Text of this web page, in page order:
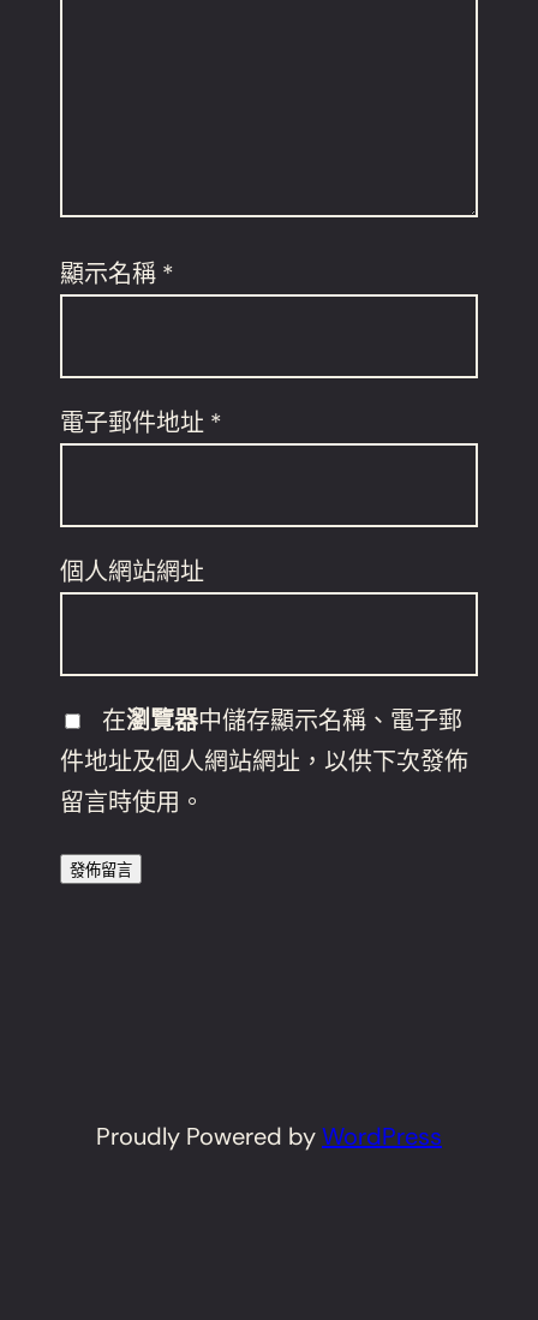
顯示名稱 *
電子郵件地址 *
個人網站網址
在瀏覽器中儲存顯示名稱、電子郵
件地址及個人網站網址，以供下次發佈
留言時使用。
Proudly Powered byWordPress